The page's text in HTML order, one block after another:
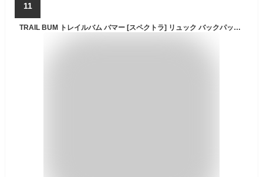
11
TRAIL BUM トレイルバム バマー [スペクトラ] リュック バックパック メンズ レディース 旅行 ブランド おしゃれ かっこいい (Grey)